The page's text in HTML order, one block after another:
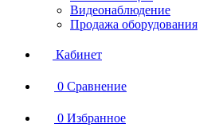
Видеонаблюдение
Продажа оборудования
Кабинет
0 Сравнение
0 Избранное